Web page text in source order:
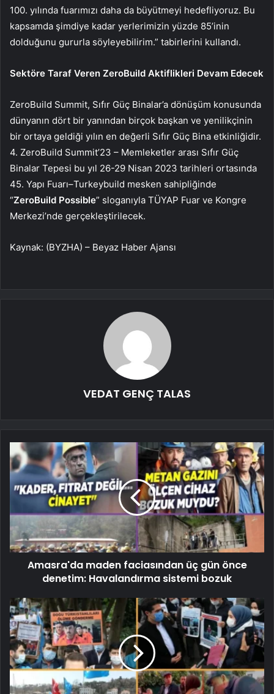
100. yılında fuarımızı daha da büyütmeyi hedefliyoruz. Bu
kapsamda şimdiye kadar yerlerimizin yüzde 85’inin
dolduğunu gururla söyleyebilirim.” tabirlerini kullandı.
Sektöre Taraf Veren ZeroBuild Aktiflikleri Devam Edecek
ZeroBuild Summit, Sıfır Güç Binalar’a dönüşüm konusunda
dünyanın dört bir yanından birçok başkan ve yenilikçinin
bir ortaya geldiği yılın en değerli Sıfır Güç Bina etkinliğidir.
4. ZeroBuild Summit’23 – Memleketler arası Sıfır Güç
Binalar Tepesi bu yıl 26-29 Nisan 2023 tarihleri ortasında
45. Yapı Fuarı–Turkeybuild mesken sahipliğinde
“ZeroBuild Possible” sloganıyla TÜYAP Fuar ve Kongre
Merkezi’nde gerçekleştirilecek.
Kaynak: (BYZHA) – Beyaz Haber Ajansı
VEDAT GENÇ TALAS
Amasra'da maden faciasından üç gün önce
denetim: Havalandırma sistemi bozuk